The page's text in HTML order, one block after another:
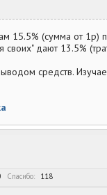
15.5% (сумма от 1р)
дают 13.5%
средств.
Спасибо 118